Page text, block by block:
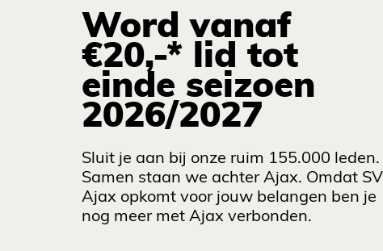
Word vanaf
€20,-* lid tot
einde seizoen
2026/2027
Sluit je aan bij onze ruim 155.000 leden.
Samen staan we achter Ajax. Omdat SV
Ajax opkomt voor jouw belangen ben je
nog meer met Ajax verbonden.